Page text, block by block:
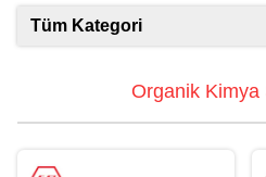
Tüm Kategori
Organik Kimya